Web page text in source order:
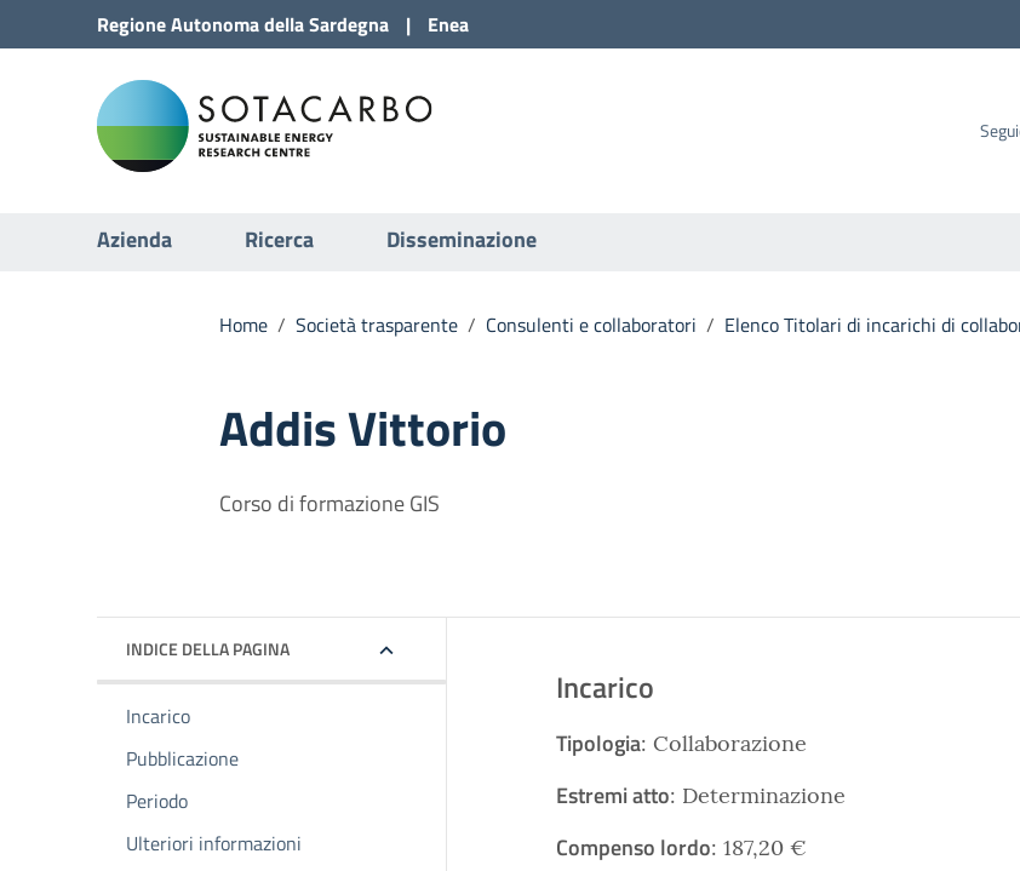
Vai al Contenuto
Vai alla navigazione del sito
Vai al Footer
RegioneAutonoma dellaSardegna | Enea
Submenu
Azienda Ricerca Disseminazione
Home / Società trasparente / Consulenti e collaboratori / Elenco Titolari di incarichi di
Addis Vittorio
Corso di formazione GIS
INDICE DELLA PAGINA
Incarico
Pubblicazione
Periodo
Ulteriori informazioni
Incarico
Tipologia: Collaborazione
Estremi atto: Determinazione
Compenso lordo: 187,20 €